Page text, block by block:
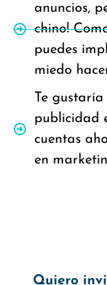
anuncios,
chino!
puedes
miedo
Te
publicidad
cuentas
en
Quiero